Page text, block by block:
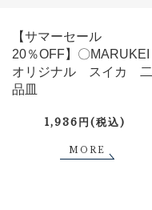
【サマーセール
20％OFF】〇MARUKEI
オリジナル スイカ 二
品皿
1,936円(税込)
MORE